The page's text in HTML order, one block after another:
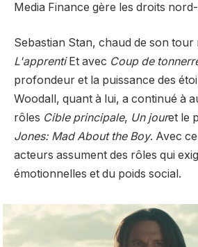
Media Finance gère les droits
Sebastian Stan, chaud de son tour
L'apprentiEt avec Coup de
profondeur et la puissance des
Woodall, quant à lui, a continué à
rôles Cible principale, Un jouret le
Jones: Mad About the Boy. Avec
acteurs assument des rôles qui
émotionnelles et du poids social.